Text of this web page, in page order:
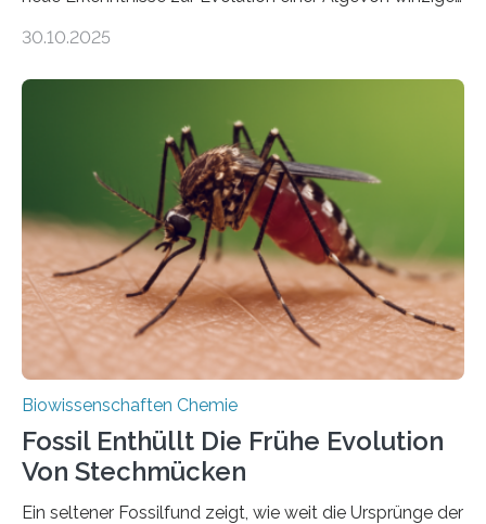
Landpflanzen zählen zu den komplexesten
Grünalgen, die vor Hunderten von Millionen Jahren
lebten. Unter den Vorfahren sticht eine Gruppe heraus,
die noch heute in der Natur vorkommt: die
Süßwasseralge Coleochaetophyceae. Einige Arten
dieser Gruppe bilden aus Zellfäden dichte Geflechte
mit scheibenförmiger Gestalt. Was auffällig ist: Die
nächsten…
30.10.2025
Biowissenschaften Chemie
Fossil Enthüllt Die Frühe Evolution
Von Stechmücken
Ein seltener Fossilfund zeigt, wie weit die Ursprünge der